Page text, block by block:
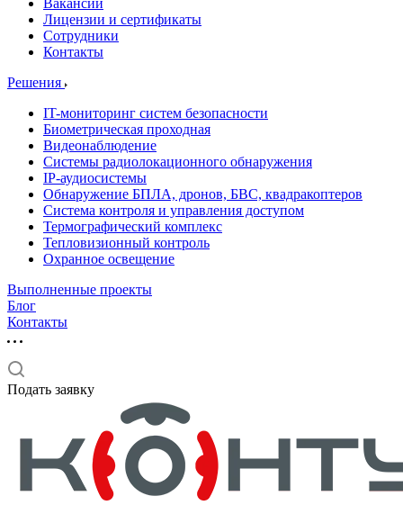
Вакансии
Лицензии и сертификаты
Сотрудники
Контакты
Решения
IT-мониторинг систем безопасности
Биометрическая проходная
Видеонаблюдение
Системы радиолокационного обнаружения
IP-аудиосистемы
Обнаружение БПЛА, дронов, БВС, квадракоптеров
Система контроля и управления доступом
Термографический комплекс
Тепловизионный контроль
Охранное освещение
Выполненные проекты
Блог
Контакты
Подать заявку